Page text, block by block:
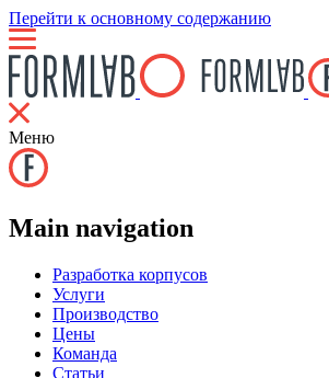
Перейти к основному содержанию
Меню
Main navigation
Разработка корпусов
Услуги
Производство
Цены
Команда
Статьи